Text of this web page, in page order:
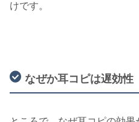
けです。
なぜか耳コピは遅効性